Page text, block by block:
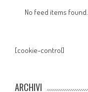
No feed items found.
[cookie-control]
ARCHIVI